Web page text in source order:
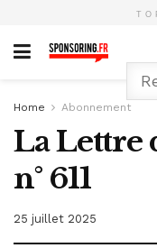
Home Abonnement
La Lettre
n° 611
25 juillet 2025